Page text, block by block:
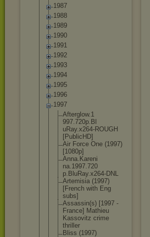
1987
1988
1989
1990
1991
1992
1993
1994
1995
1996
1997
Afterglow.1
997.720p.Bl
uRay.x264-ROUGH
[PublicHD]
Air Force One (1997)
[1080p]
Anna.Kareni
na.1997.720
p.BluRay.x264-DNL
Artemisia (1997)
[French with Eng
subs]
Assassin(s) [1997 -
France] Mathieu
Kassovitz crime
thriller
Bliss (1997)